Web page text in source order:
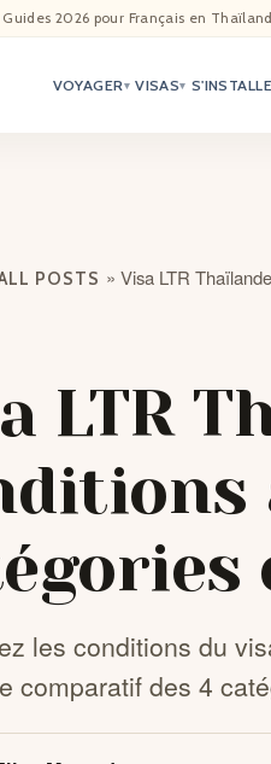
Guides 2026 pour Français en
VOYAGER▾ VISAS▾
ACCUEIL
ACTUALITÉ
CONTACTS
POSTS » Visa LTR
LTR
les conditions du
comparatif des 4